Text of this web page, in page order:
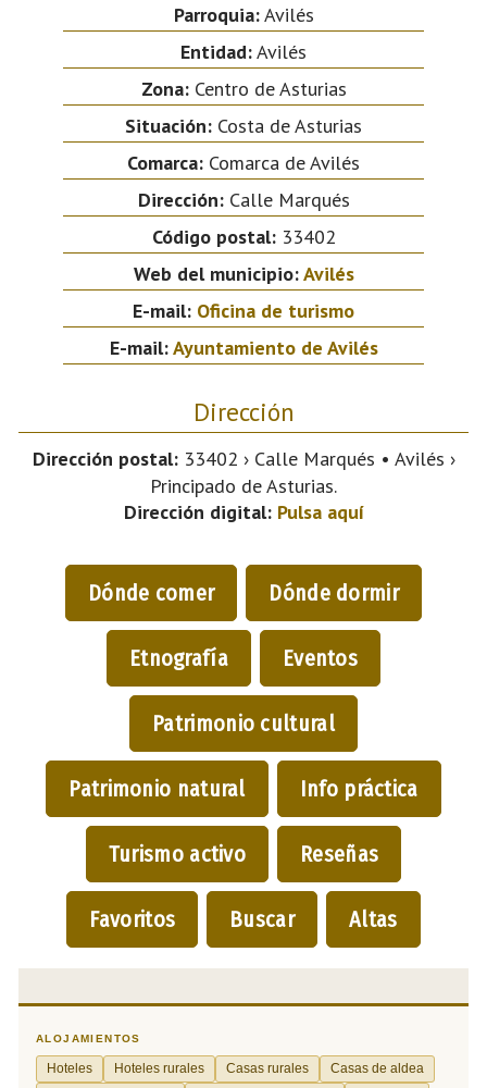
Parroquia:Avilés
Entidad:Avilés
Zona:Centro de Asturias
Situación: Costa de Asturias
Comarca: Comarca de Avilés
Dirección:Calle Marqués
Código postal:33402
Web del municipio:Avilés
E-mail: Oficina de turismo
E-mail:Ayuntamiento de Avilés
Dirección
Dirección postal:33402 › Calle Marqués • Avilés ›
Principado de Asturias.
Dirección digital: Pulsa aquí
Dónde comer Dónde dormir
Etnografía Eventos
Patrimonio cultural
Patrimonio natural Info práctica
Turismo activo Reseñas
Favoritos Buscar Altas